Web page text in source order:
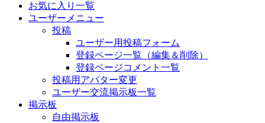
お気に入り一覧
ユーザーメニュー
投稿
ユーザー用投稿フォーム
登録ページ一覧（編集＆削除）
登録ページコメント一覧
投稿用アバター変更
ユーザー交流掲示板一覧
掲示板
自由掲示板